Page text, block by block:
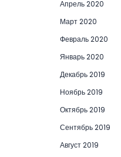
Апрель 2020
Март 2020
Февраль 2020
Январь 2020
Декабрь 2019
Ноябрь 2019
Октябрь 2019
Сентябрь 2019
Август 2019